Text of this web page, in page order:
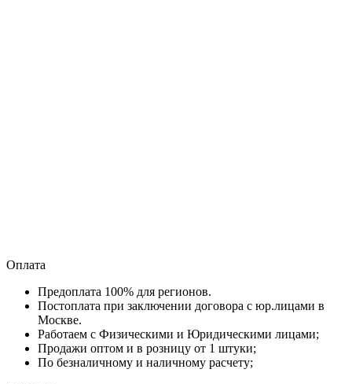
Оплата
Предоплата 100% для регионов.
Постоплата при заключении договора с юр.лицами в
Москве.
Работаем с Физическими и Юридическими лицами;
Продажи оптом и в розницу от 1 штуки;
По безналичному и наличному расчету;